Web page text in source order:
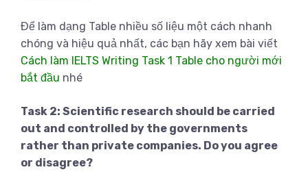
Để làm dạng Table nhiều số liệu một cách nhanh
chóng và hiệu quả nhất, các bạn hãy xem bài viết
Cách làm IELTS Writing Task 1 Table cho người mới
bắt đầu nhé
Task 2: Scientific research should be carried
out and controlled by the governments
rather than private companies. Do you agree
or disagree?